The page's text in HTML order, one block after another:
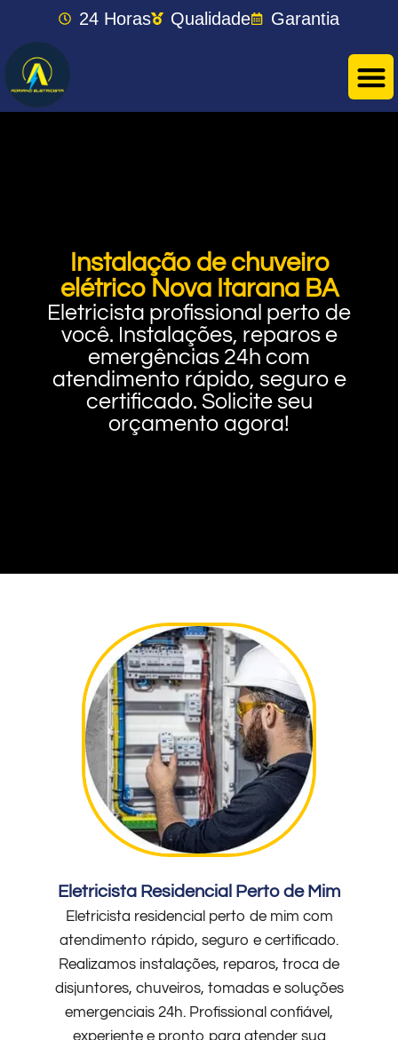
24 Horas Qualidade Garantia
Instalação de chuveiro
elétrico Nova Itarana BA
Eletricista profissional perto de
você. Instalações, reparos e
emergências 24h com
atendimento rápido, seguro e
certificado. Solicite seu
orçamento agora!
Eletricista Residencial Perto de Mim
Eletricista residencial perto de mim com
atendimento rápido, seguro e certificado.
Realizamos instalações, reparos, troca de
disjuntores, chuveiros, tomadas e soluções
emergenciais 24h. Profissional confiável,
experiente e pronto para atender sua